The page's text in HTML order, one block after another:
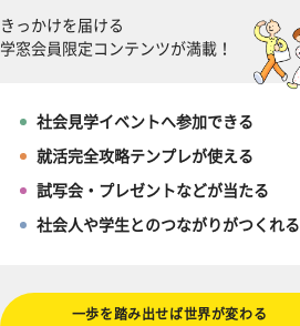
きっかけを届ける
学窓会員限定コンテンツが満載！
社会見学イベントへ参加できる
就活完全攻略テンプレが使える
試写会・プレゼントなどが当たる
社会人や学生とのつながりがつくれる
一歩を踏み出せば世界が変わる